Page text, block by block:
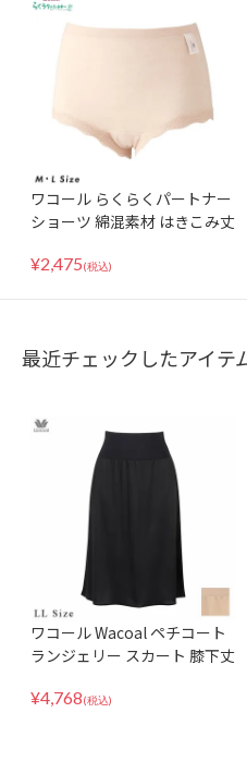
ワコール らくらくパートナー
ショーツ 綿混素材 はきこみ丈
サイズ DSL211
¥2,475(税込)
最近チェックしたアイテ
ワコール Wacoal ペチコート
ランジェリー スカート 膝下丈
素材使用 HDA222 LLサイズ
¥4,768(税込)